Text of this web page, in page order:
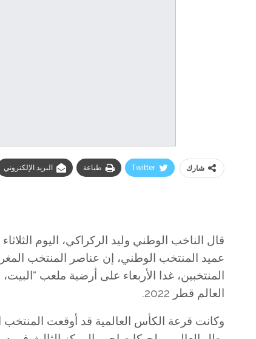
شارك Twitter طباعة البريد الإلكتروني
قال الناخب الوطني وليد الركراكي، اليوم
عميد المنتخب الوطني، إن عناصر المنتخب
المنتخبين، غدا الأربعاء على أرضية ملعب
العالم قطر 2022.
وكانت قرعة الكأس العالمية قد أوقعت